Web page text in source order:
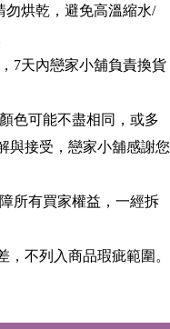
勿烘乾，避免高溫縮水/
7天內戀家小舖負責換貨
色可能不盡相同，或多
與接受，戀家小舖感謝您
所有買家權益，一經拆
，不列入商品瑕疵範圍。